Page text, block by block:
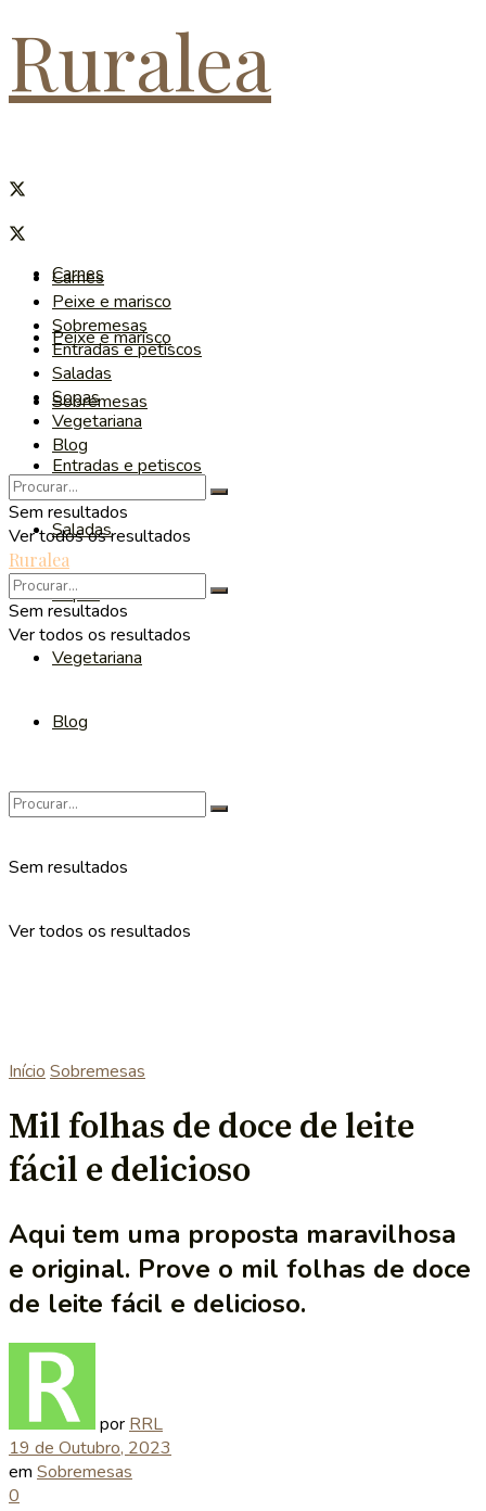
Ruralea
Carnes
Peixe e marisco
Sobremesas
Entradas e petiscos
Saladas
Sopas
Vegetariana
Blog
Sem resultados
Ver todos os resultados
Carnes
Peixe e marisco
Sobremesas
Entradas e petiscos
Saladas
Sopas
Vegetariana
Blog
Sem resultados
Ver todos os resultados
Ruralea
Sem resultados
Ver todos os resultados
Início Sobremesas
Mil folhas de doce de leite
fácil e delicioso
Aqui tem uma proposta maravilhosa
e original. Prove o mil folhas de doce
de leite fácil e delicioso.
por RRL
19 de Outubro, 2023
em Sobremesas
0